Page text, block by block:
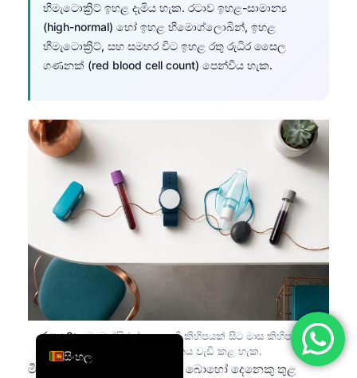
හීමැටොක්‍රිට් ඉහළ දැමිය හැක. රටාව ඉහළ-සාමාන්‍ය
(high-normal) හෝ ඉහළ හීමොග්ලොබින්, ඉහළ
හීමැටොක්‍රිට්, සහ සමහර විට ඉහළ රතු රුධිර සෛල
ගණනක් (red blood cell count) පෙන්විය හැක.
රූපය 8:අඩු-ඔක්සිජන් සංඥා සති කිහිපයක් සිට මාස කිහිපයක්
දක්වා රතු රුධිර සෛල නිෂ්පාදනය වැඩි කළ හැක.
මීටර් 2,000 ක උසක ජීවත් වීම බොහෝ දෙනෙකු තුළ
සිංහල
English
עִבְרִית
Italiano
Español
Português
Ελληνικά
Română
简体中文
فارسی